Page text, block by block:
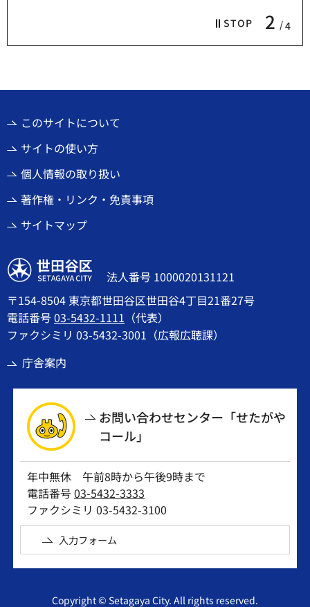
STOP 2 4
このサイトについて
サイトの使い方
個人情報の取り扱い
著作権・リンク・免責事項
サイトマップ
世田谷区
法人番号 1000020131121
〒154-8504 東京都世田谷区世田谷4丁目21番27号
電話番号03-5432-1111 （代表）
ファクシミリ 03-5432-3001（広報広聴課）
庁舎案内
お問い合わせセンター「せたがや
コール」
年中無休 午前8時から午後9時まで
電話番号03-5432-3333
ファクシミリ 03-5432-3100
入力フォーム
Copyright © Setagaya City. All rights reserved.